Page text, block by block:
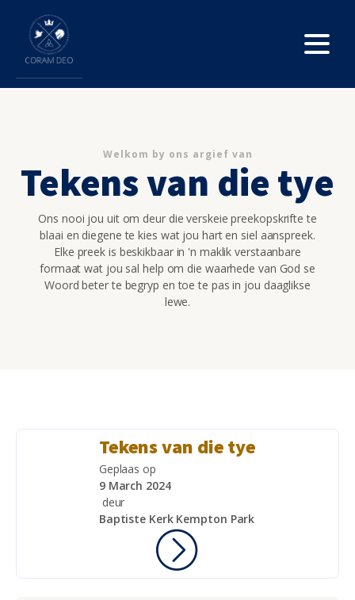
Welkom by ons argief van
Tekens van die tye
Ons nooi jou uit om deur die verskeie preekopskrifte te
blaai en diegene te kies wat jou hart en siel aanspreek.
Elke preek is beskikbaar in 'n maklik verstaanbare
formaat wat jou sal help om die waarhede van God se
Woord beter te begryp en toe te pas in jou daaglikse
lewe.
Tekens van die tye
Geplaas op
9 March 2024
deur
Baptiste Kerk Kempton Park